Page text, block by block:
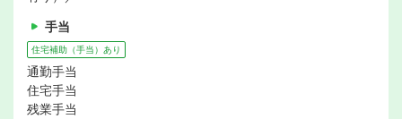
手当
住宅補助（手当）あり
通勤手当
住宅手当
残業手当